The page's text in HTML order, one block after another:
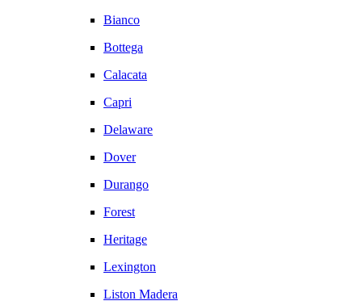
Bianco
Bottega
Calacata
Capri
Delaware
Dover
Durango
Forest
Heritage
Lexington
Liston Madera